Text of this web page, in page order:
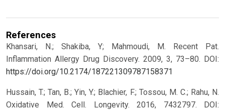
References
Khansari, N.; Shakiba, Y; Mahmoudi, M. Recent Pat.
Inflammation Allergy Drug Discovery. 2009, 3, 73–80. DOI:
https://doi.org/10.2174/187221309787158371
Hussain, T.; Tan, B.; Yin, Y.; Blachier, F.; Tossou, M. C.; Rahu, N.
Oxidative Med. Cell. Longevity. 2016, 7432797. DOI: